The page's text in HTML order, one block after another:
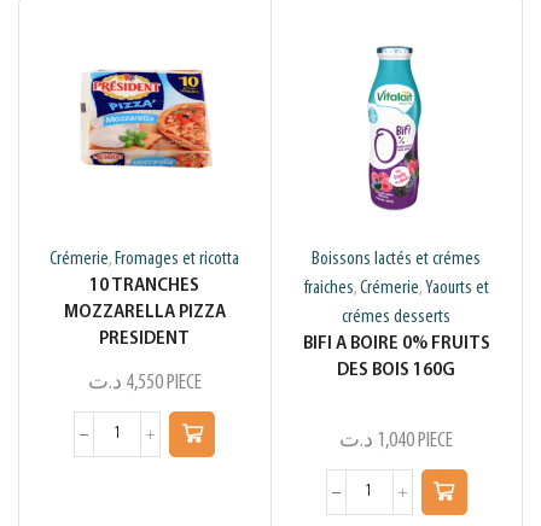
Crémerie, Fromages et ricotta
10 TRANCHES
MOZZARELLA PIZZA
PRESIDENT
4,550 د.ت PIECE
Boissons lactés et crémes
fraiches, Crémerie, Yaourts et
crémes desserts
BIFI A BOIRE 0% FRUITS
DES BOIS 160G
1,040 د.ت PIECE